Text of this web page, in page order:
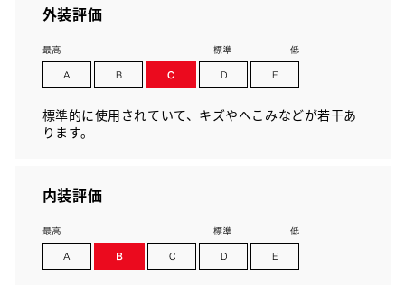
外装評価
標準的に使用されていて、キズやへこみなどが若干あ
ります。
内装評価